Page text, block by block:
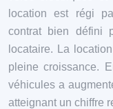
location est régi
contrat bien défini
locataire. La
pleine croissance.
véhicules a
atteignant un chiffre